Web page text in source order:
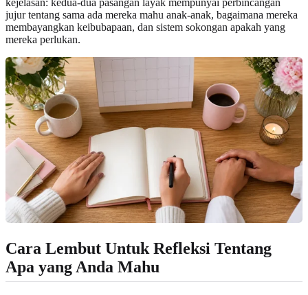
jujur tentang sama ada mereka mahu anak-anak, bagaimana mereka
membayangkan keibubapaan, dan sistem sokongan apakah yang
mereka perlukan.
Cara Lembut Untuk Refleksi Tentang
Apa yang Anda Mahu